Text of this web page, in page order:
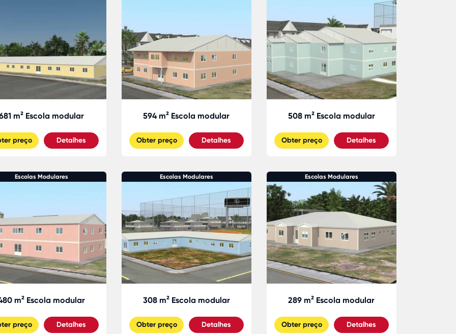
m² Escola modular
preço Detalhes
594 m² Escola modular
Obter preço Detalhes
508 m² Escola modular
Obter preço Detalhes
Escolas Modulares
m² Escola modular
preço Detalhes
Escolas Modulares
308 m² Escola modular
Obter preço Detalhes
Escolas Modulares
289 m² Escola modular
Obter preço Detalhes